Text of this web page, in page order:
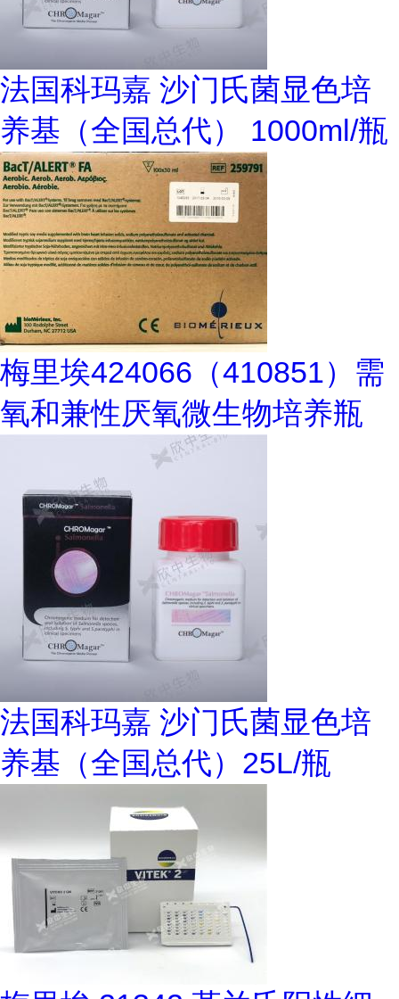
法国科玛嘉 沙门氏菌显色培
养基（全国总代） 1000ml/瓶
梅里埃424066（410851）需
氧和兼性厌氧微生物培养瓶
法国科玛嘉 沙门氏菌显色培
养基（全国总代）25L/瓶